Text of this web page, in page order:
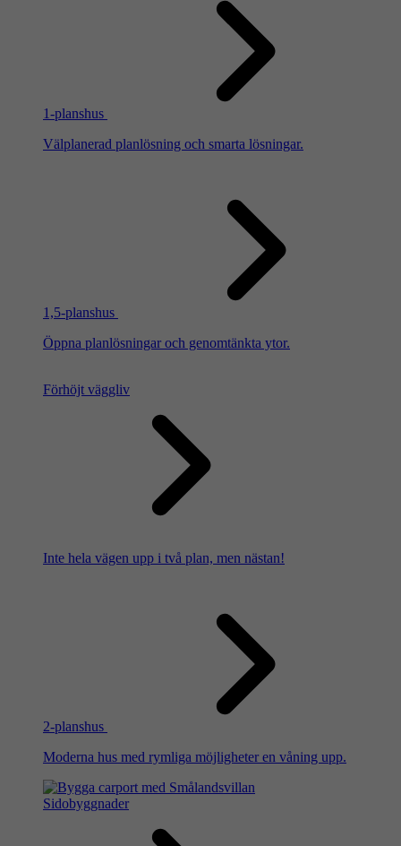
1-planshus
Välplanerad planlösning och smarta lösningar.
1,5-planshus
Öppna planlösningar och genomtänkta ytor.
Förhöjt väggliv
Inte hela vägen upp i två plan, men nästan!
2-planshus
Moderna hus med rymliga möjligheter en våning upp.
Sidobyggnader